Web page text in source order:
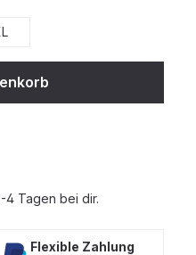
4 Tagen bei dir.
Flexible Zahlung